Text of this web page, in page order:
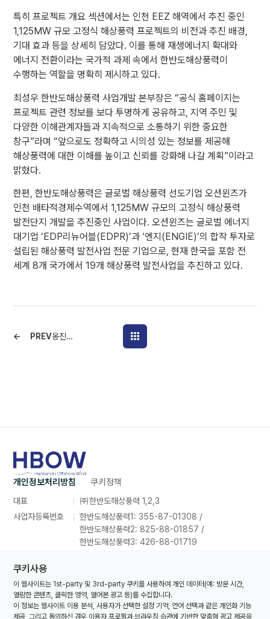
쿠키사용
이 웹사이트는 1st-party 및 3rd-party 쿠키를 사용하여 개인 데이터(예: 방문 시간,
열람한 콘텐츠, 클릭한 영역, 열어본 광고 등)를 수집합니다.
이 정보는 웹사이트 이용 분석, 사용자가 선택한 설정 기억, 언어 선택과 같은 개인화 기능
제공, 그리고 동의하신 경우 이용자 프로필과 브라우징 습관에 기반한 맞춤형 광고 제공을
특히 프로젝트 개요 섹션에서는 인천 EEZ 해역에서 추진 중인
1,125MW 규모 고정식 해상풍력 프로젝트의 비전과 추진 배경,
기대 효과 등을 상세히 담았다. 이를 통해 재생에너지 확대와
에너지 전환이라는 국가적 과제 속에서 한반도해상풍력이
수행하는 역할을 명확히 제시하고 있다.
최성우 한반도해상풍력 사업개발 본부장은 “공식 홈페이지는
프로젝트 관련 정보를 보다 투명하게 공유하고, 지역 주민 및
다양한 이해관계자들과 지속적으로 소통하기 위한 중요한
창구”라며 “앞으로도 정확하고 시의성 있는 정보를 제공해
해상풍력에 대한 이해를 높이고 신뢰를 강화해 나갈 계획”이라고
밝혔다.
한편, 한반도해상풍력은 글로벌 해상풍력 선도기업 오션윈즈가
인천 배타적경제수역에서 1,125MW 규모의 고정식 해상풍력
발전단지 개발을 추진중인 사업이다. 오션윈즈는 글로벌 에너지
대기업 ‘EDP리뉴어블(EDPR)’과 ‘엔지(ENGIE)’의 합작 투자로
설립된 해상풍력 발전사업 전문 기업으로, 현재 한국을 포함 전
세계 8개 국가에서 19개 해상풍력 발전사업을 추진하고 있다.
PREV 옹진군·OW코리아, 1125㎿급 해상풍력사업 협력 논의
개인정보처리방침 쿠키정책
대표
㈜한반도해상풍력 1,2,3
사업자등록번호
한반도해상풍력1: 355-87-01308 /
한반도해상풍력2: 825-88-01857 /
한반도해상풍력3: 426-88-01719
대표번호
070-8857-1616
대표메일
hanbando@oceanwinds.com